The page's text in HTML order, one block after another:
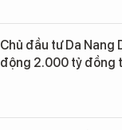
Chủ đầu tư Da Nang
động 2.000 tỷ đồng